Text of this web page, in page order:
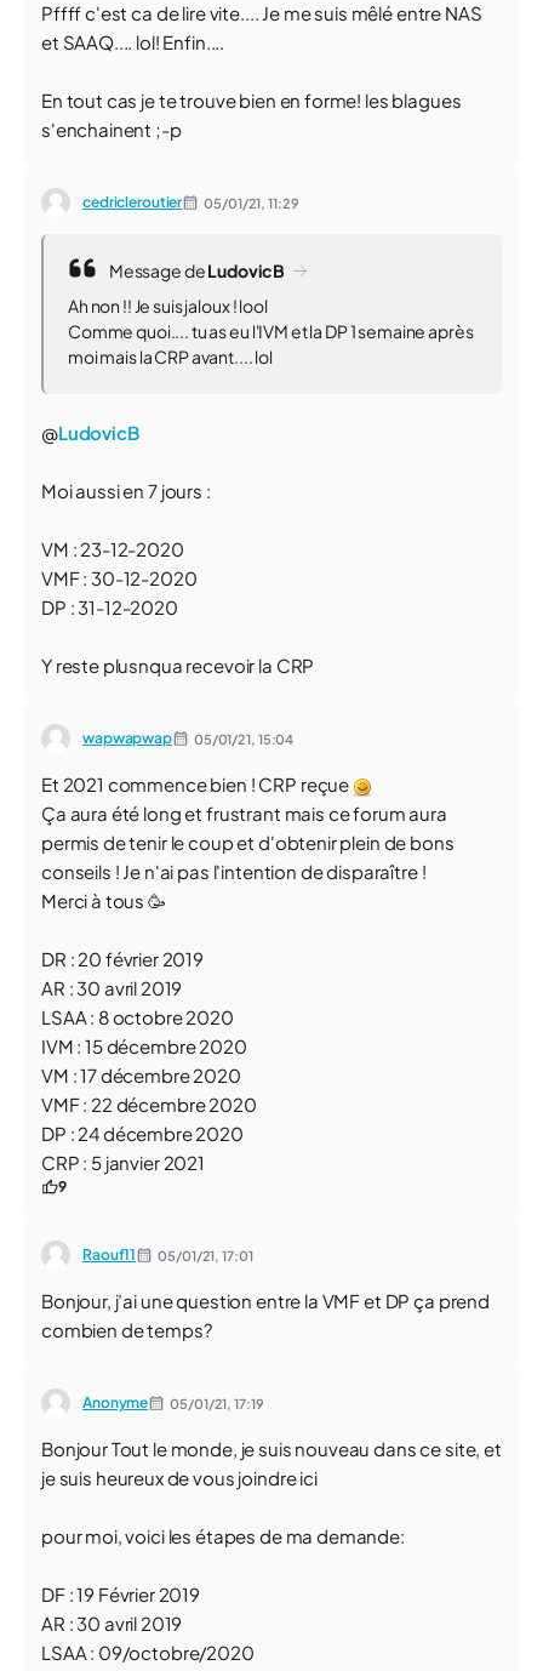
Pffff c'est ca de lire vite.... Je me suis mêlé entre NAS
et SAAQ.... lol! Enfin....
En tout cas je te trouve bien en forme! les blagues
s'enchainent ;-p
cedricleroutier 05/01/21,11:29
Message deLudovicB
Ah non !! Je suis jaloux ! lool
Comme quoi.... tu as eu l'IVM et la DP 1 semaine après
moi mais la CRP avant.... lol
@LudovicB
Moi aussi en 7 jours :
VM : 23-12-2020
VMF : 30-12-2020
DP : 31-12-2020
Y reste plusnqua recevoir la CRP
wapwapwap 05/01/21, 15:04
Et 2021 commence bien ! CRP reçue
Ça aura été long et frustrant mais ce forum aura
permis de tenir le coup et d'obtenir plein de bons
conseils ! Je n'ai pas l'intention de disparaître !
Merci à tous 🥳
DR : 20 février 2019
AR : 30 avril 2019
LSAA : 8 octobre 2020
IVM : 15 décembre 2020
VM : 17 décembre 2020
VMF : 22 décembre 2020
DP : 24 décembre 2020
CRP : 5 janvier 2021
9
Raouf11 05/01/21,17:01
Bonjour, j’ai une question entre la VMF et DP ça prend
combien de temps?
Anonyme 05/01/21,17:19
Bonjour Tout le monde, je suis nouveau dans ce site, et
je suis heureux de vous joindre ici
pour moi, voici les étapes de ma demande:
DF : 19 Février 2019
AR : 30 avril 2019
LSAA : 09/octobre/2020